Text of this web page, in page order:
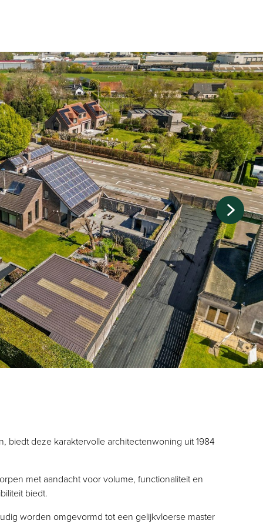
biedt deze karaktervolle architectenwoning uit 1984
met aandacht voor volume, functionaliteit en
biedt.
worden omgevormd tot een gelijkvloerse master